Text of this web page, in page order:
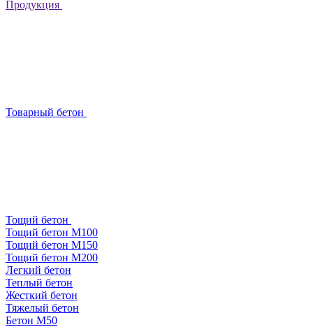
Продукция
Товарный бетон
Тощий бетон
Тощий бетон М100
Тощий бетон М150
Тощий бетон М200
Легкий бетон
Теплый бетон
Жесткий бетон
Тяжелый бетон
Бетон М50